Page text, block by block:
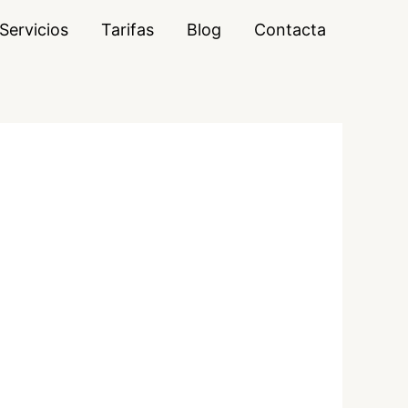
Servicios Tarifas Blog Contacta